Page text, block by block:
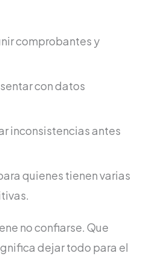
comprobantes y
con datos
inconsistencias antes
quienes tienen varias
no confiarse. Que
dejar todo para el